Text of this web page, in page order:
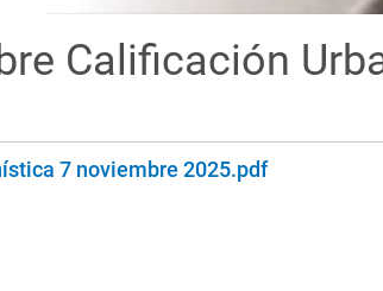
Calificación
7 noviembre 2025.pdf